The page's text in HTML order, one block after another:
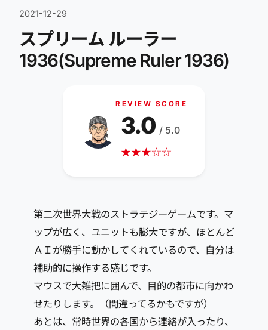
2021-12-29
スプリーム ルーラー
1936(Supreme Ruler 1936)
REVIEW SCORE
★★★☆☆
3.0 / 5.0
第二次世界大戦のストラテジーゲームです。マ
ップが広く、ユニットも膨大ですが、ほとんど
ＡＩが勝手に動かしてくれているので、自分は
補助的に操作する感じです。
マウスで大雑把に囲んで、目的の都市に向かわ
せたりします。（間違ってるかもですが）
あとは、常時世界の各国から連絡が入ったり、